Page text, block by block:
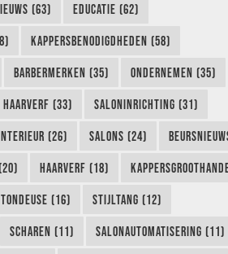
(63) EDUCATIE (62)
KAPPERSBENODIGDHEDEN (58)
BARBERMERKEN (35) ONDERNEMEN (35)
HAARVERF (33) SALONINRICHTING (31)
(26) SALONS (24)
HAARVERF (18)
TONDEUSE (16) STIJLTANG (12)
SCHAREN (11) SALONAUTOMATISERING (11)